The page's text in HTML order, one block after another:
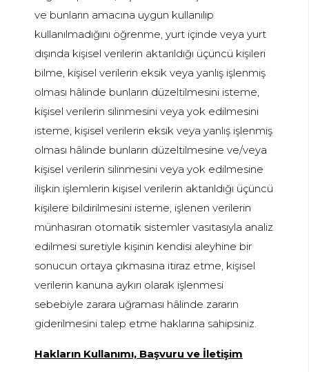
ve bunların amacına uygun kullanılıp
kullanılmadığını öğrenme, yurt içinde veya yurt
dışında kişisel verilerin aktarıldığı üçüncü kişileri
bilme, kişisel verilerin eksik veya yanlış işlenmiş
olması hâlinde bunların düzeltilmesini isteme,
kişisel verilerin silinmesini veya yok edilmesini
isteme, kişisel verilerin eksik veya yanlış işlenmiş
olması hâlinde bunların düzeltilmesine ve/veya
kişisel verilerin silinmesini veya yok edilmesine
ilişkin işlemlerin kişisel verilerin aktarıldığı üçüncü
kişilere bildirilmesini isteme, işlenen verilerin
münhasıran otomatik sistemler vasıtasıyla analiz
edilmesi suretiyle kişinin kendisi aleyhine bir
sonucun ortaya çıkmasına itiraz etme, kişisel
verilerin kanuna aykırı olarak işlenmesi
sebebiyle zarara uğraması hâlinde zararın
giderilmesini talep etme haklarına sahipsiniz.
Hakların Kullanımı, Başvuru ve İletişim